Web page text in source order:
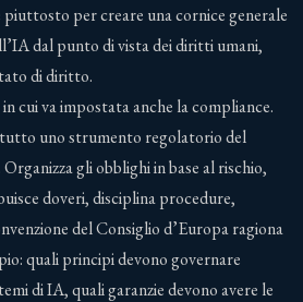
per creare una cornice generale
dal punto di vista dei diritti umani,
di diritto.
cui va impostata anche la compliance.
uno strumento regolatorio del
gli obblighi in base al rischio,
doveri, disciplina procedure,
del Consiglio d’Europa ragiona
quali principi devono governare
di IA, quali garanzie devono avere le